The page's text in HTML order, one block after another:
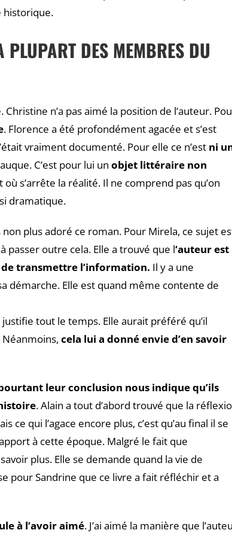
historique.
PLUPART DES MEMBRES DU
n’a pas aimé la position de l’auteur.
. Florence a été profondément agacée et s’est
vraiment documenté. Pour elle ce n’est ni
C’est pour lui un objet littéraire non
s’arrête la réalité. Il ne comprend pas qu’on
dramatique.
plus adoré ce roman. Pour Mirela, ce sujet
passer outre cela. Elle a trouvé que l‘auteur est
transmettre l’information. Il y a une
démarche. Elle est quand même contente de
tout le temps. Elle aurait préféré qu’il
Néanmoins, cela lui a donné envie d’en savoir
leur conclusion nous indique qu’ils
. Alain a tout d’abord trouvé que la
ce qui l’agace encore plus, c’est qu’au final il se
à cette époque. Malgré le fait que
plus. Elle se demande quand la vie de
pour Sandrine que ce livre a fait réfléchir et a
à l’avoir aimé. J’ai aimé la manière que